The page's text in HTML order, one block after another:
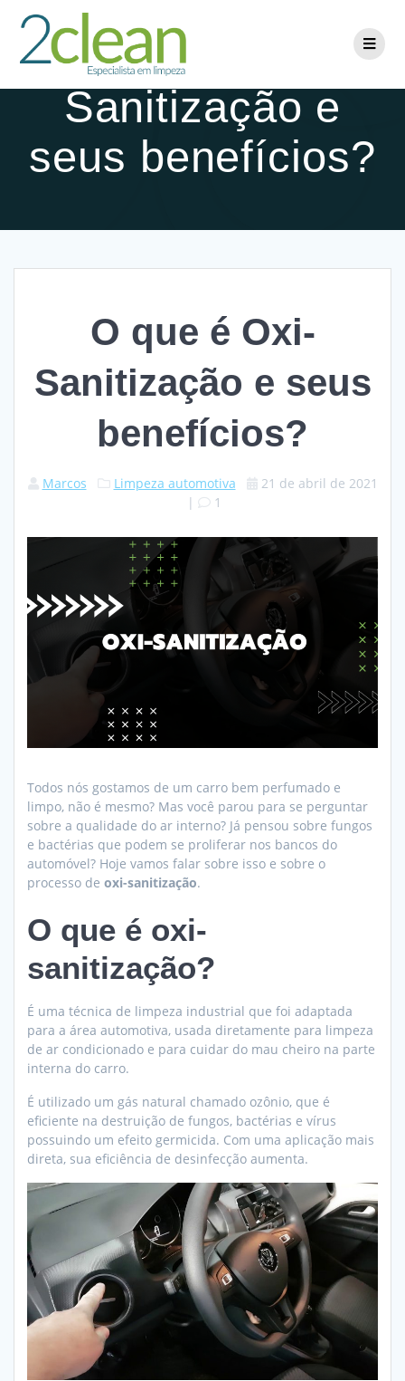
O que é Oxi-
Sanitização e
seus benefícios?
O que é Oxi-
Sanitização e seus
benefícios?
Marcos Limpeza automotiva
21 de abril de 2021
|
1
Todos nós gostamos de um carro bem perfumado e
limpo, não é mesmo? Mas você parou para se perguntar
sobre a qualidade do ar interno? Já pensou sobre fungos
e bactérias que podem se proliferar nos bancos do
automóvel? Hoje vamos falar sobre isso e sobre o
processo de oxi-sanitização.
O que é oxi-
sanitização?
É uma técnica de limpeza industrial que foi adaptada
para a área automotiva, usada diretamente para limpeza
de ar condicionado e para cuidar do mau cheiro na parte
interna do carro.
É utilizado um gás natural chamado ozônio, que é
eficiente na destruição de fungos, bactérias e vírus
possuindo um efeito germicida. Com uma aplicação mais
direta, sua eficiência de desinfecção aumenta.